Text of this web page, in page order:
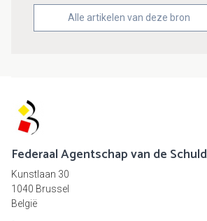
Alle artikelen van deze bron
Federaal Agentschap van de Schuld
Kunstlaan 30
1040 Brussel
België